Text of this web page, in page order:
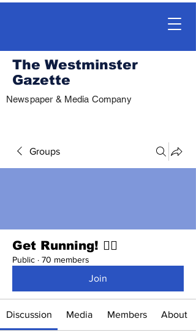
The Westminster
Gazette
Newspaper & Media Company
Groups
Get Running! 🏃‍♀️
Public · 70 members
Join
Discussion Media Members About